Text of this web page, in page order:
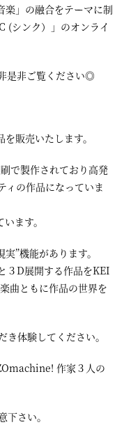
」の融合をテーマに制
(シンク）」のオンライ
是非ご覧ください◎
販売いたします。
で製作されており高発
ィの作品になっていま
ます。
”機能があります。
３D展開する作品をKEI
曲ともに作品の世界を
体験してください。
作家３人の
さい。